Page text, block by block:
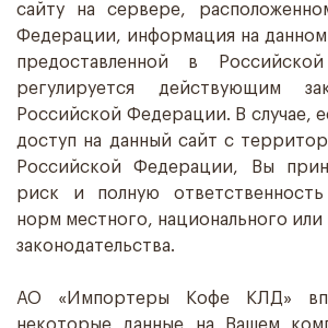
сайту на сервере,
Федерации, информация на данном
предоставленной в
регулируется действующим
Российской Федерации. В случае,
доступ на данный сайт с
Российской Федерации, Вы
риск и полную
норм местного, национального
законодательства.
АО «Импортеры Кофе КЛД»